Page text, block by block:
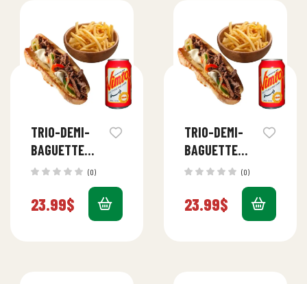
TRIO-DEMI-
BAGUETTE
AGNEAU
(0)
23.99$
TRIO-DEMI-
BAGUETTE
BŒUF
(0)
23.99$